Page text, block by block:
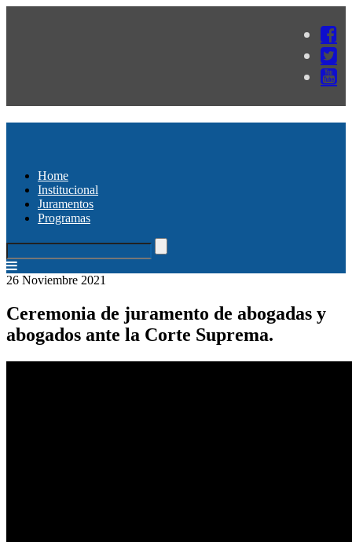
Home
Institucional
Juramentos
Programas
26 Noviembre 2021
Ceremonia de juramento de abogadas y
abogados ante la Corte Suprema.